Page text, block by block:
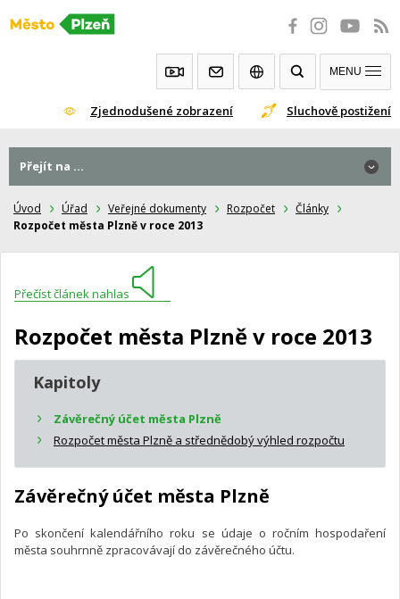
Přeskočit
Zjednodušené zobrazení Sluchově postižení
MENU
Úvod Úřad Veřejné dokumenty Rozpočet
Články
Rozpočet města Plzně v roce 2013
Přečíst článek nahlas
Rozpočet města Plzně v roce 2013
Kapitoly
Závěrečný účet města Plzně
Rozpočet města Plzně a střednědobý výhled rozpočtu
Závěrečný účet města Plzně
Po skončení kalendářního roku se údaje o ročním hospodaření
města souhrnně zpracovávají do závěrečného účtu.
Přejít na ...